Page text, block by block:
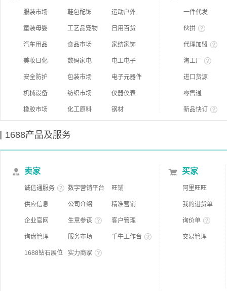
服装市场 鞋包配饰 运动户外
童装母婴 工艺品宠物 日用百货
汽车用品 食品市场 家纺家饰
美妆日化 数码家电 电工电子
安全防护 包装市场 电子元器件
机械设备 纺织市场 仪器仪表
橡胶市场 化工原料 钢材
一件代发
伙拼
代理加盟
淘工厂
进口货源
零售通
新品快订
1688产品及服务
卖家
诚信通服务 数字营销平台 旺铺
供应信息 公司介绍 精准营销
企业官网 生意参谋 客户管理
询盘管理 服务市场 千牛工作台
1688钻石展位 实力商家
买家
阿里旺旺
我的进货单
询价单
交易管理